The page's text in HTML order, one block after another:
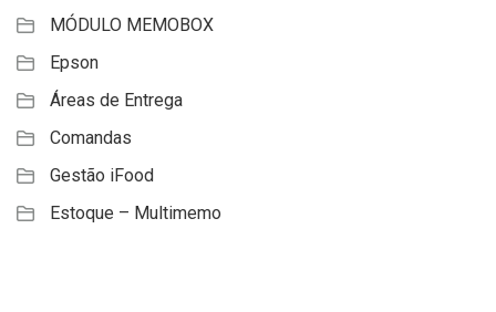
MÓDULO MEMOBOX
Epson
Áreas de Entrega
Comandas
Gestão iFood
Estoque – Multimemo